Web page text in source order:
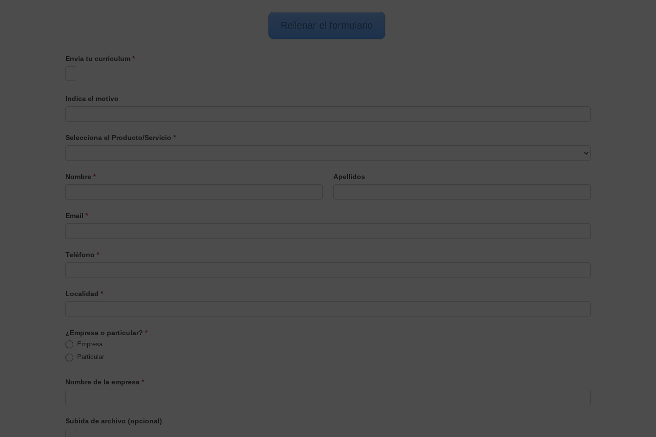
Rellenar el formulario
Envia tu currículum*
Indica el motivo
Selecciona el Producto/Servicio*
el
Nombre* Apellidos
Email*
Teléfono*
Localidad*
¿Empresa o particular?*
Empresa
Particular
Nombre de la empresa*
Subida de archivo (opcional)